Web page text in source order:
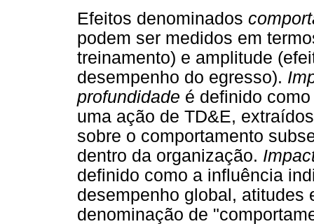
Efeitos denominados
podem ser medidos em
treinamento) e amplitude
desempenho do egresso).
profundidade é definido
uma ação de TD&E,
sobre o comportamento
dentro da organização.
definido como a influência
desempenho global, atitudes
denominação de